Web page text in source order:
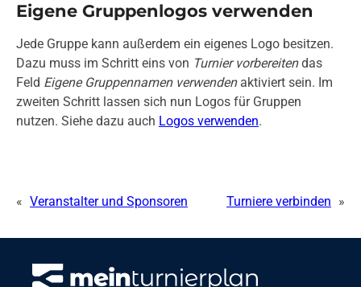
Eigene Gruppenlogos verwenden
Jede Gruppe kann außerdem ein eigenes Logo besitzen.
Dazu muss im Schritt eins von Turnier vorbereitendas
Feld Eigene Gruppennamen verwendenaktiviert sein. Im
zweiten Schritt lassen sich nun Logos für Gruppen
nutzen. Siehe dazu auch Logos verwenden.
« Veranstalter und Sponsoren Turniere verbinden »